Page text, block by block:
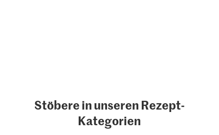
Stöbere in unseren Rezept-
Kategorien